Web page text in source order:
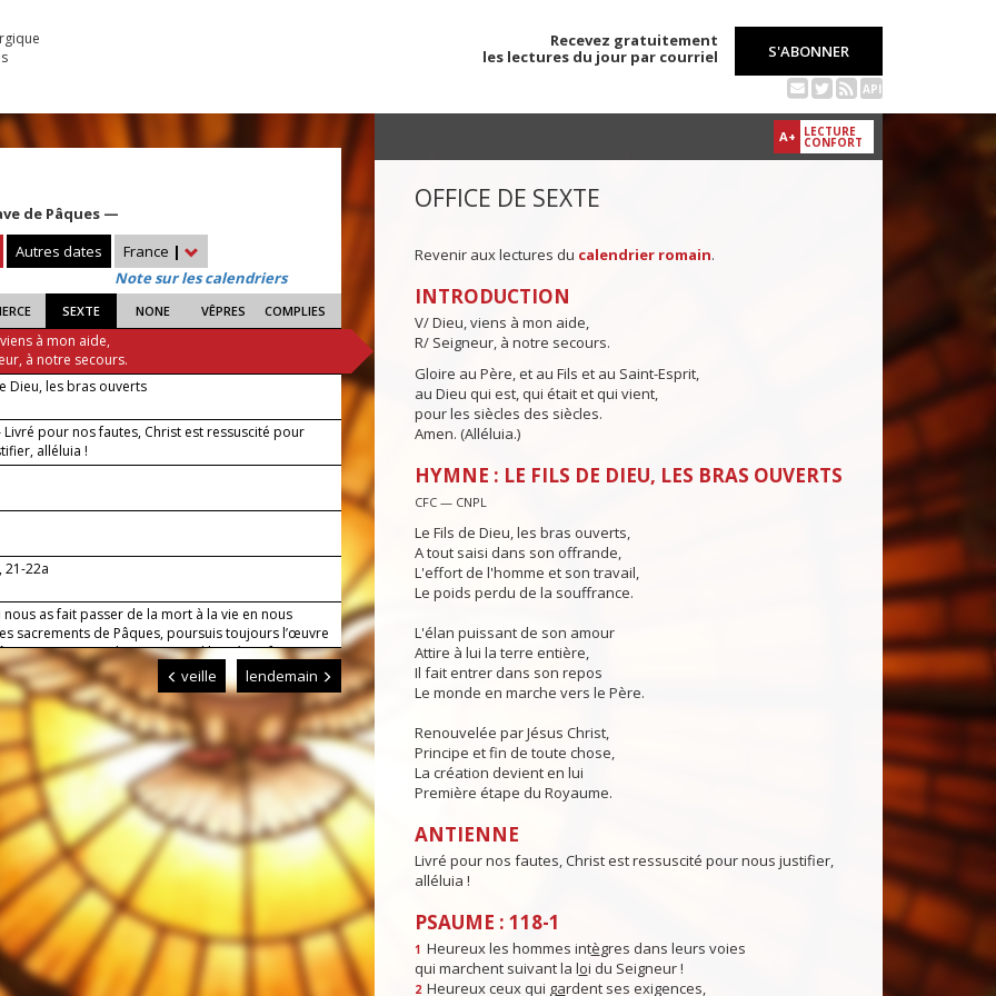
Recevez gratuitement
les lectures du jour par courriel
S'ABONNER
API
de Pâques —
Autres dates France |
Note sur les calendriers
SEXTE NONE VÊPRES COMPLIES
à mon aide,
à notre secours.
Dieu, les bras ouverts
pour nos fautes, Christ est ressuscité pour
alléluia !
21-22a
nous as fait passer de la mort à la vie en nous
sacrements de Pâques, poursuis toujours l’œuvre
: que ton peuple trouve une liberté parfaite et
à la joie du ciel dont tu lui donnes déjà le goût sur
veille lendemain
A+ LECTURE
CONFORT
OFFICE DE SEXTE
Revenir aux lectures du calendrier romain.
INTRODUCTION
V/ Dieu, viens à mon aide,
R/ Seigneur, à notre secours.
Gloire au Père, et au Fils et au Saint-Esprit,
au Dieu qui est, qui était et qui vient,
pour les siècles des siècles.
Amen. (Alléluia.)
HYMNE : LE FILS DE DIEU, LES BRAS OUVERTS
CFC — CNPL
Le Fils de Dieu, les bras ouverts,
A tout saisi dans son offrande,
L'effort de l'homme et son travail,
Le poids perdu de la souffrance.
L'élan puissant de son amour
Attire à lui la terre entière,
Il fait entrer dans son repos
Le monde en marche vers le Père.
Renouvelée par Jésus Christ,
Principe et fin de toute chose,
La création devient en lui
Première étape du Royaume.
ANTIENNE
Livré pour nos fautes, Christ est ressuscité pour nous justifier,
alléluia !
PSAUME : 118-1
1 Heureux les hommes intègres dans leurs voies
qui marchent suivant la loi du Seigneur !
2 Heureux ceux qui gardent ses exigences,